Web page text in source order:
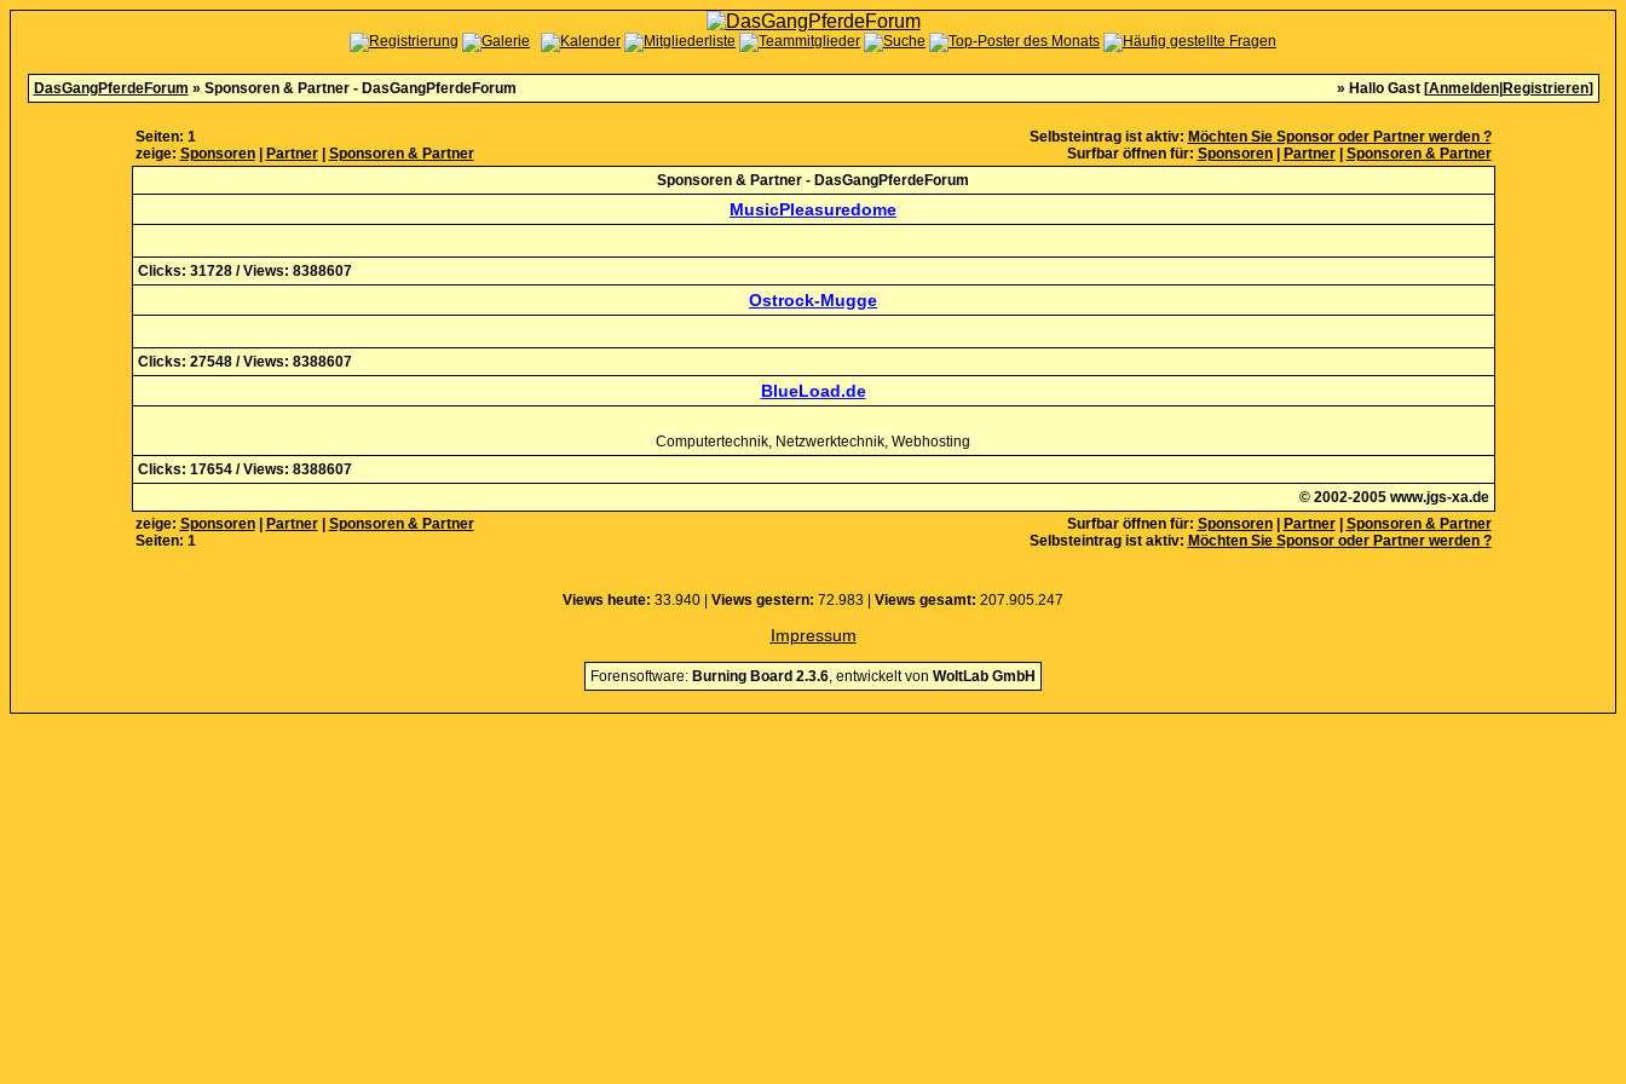
DasGangPferdeForum » Sponsoren & Partner - DasGangPferdeForum » Hallo Gast [Anmelden| Registrieren]
Seiten: 1
zeige: Sponsoren| Partner| Sponsoren & Partner
Selbsteintrag ist aktiv: Möchten Sie Sponsor oder Partner werden ?
Surfbar öffnen für: Sponsoren| Partner| Sponsoren & Partner
Sponsoren & Partner - DasGangPferdeForum
MusicPleasuredome
Clicks: 31728 / Views: 8388607
Ostrock-Mugge
Clicks: 27548 / Views: 8388607
BlueLoad.de
Computertechnik, Netzwerktechnik, Webhosting
Clicks: 17654 / Views: 8388607
© 2002-2005 www.jgs-xa.de
zeige: Sponsoren| Partner| Sponsoren & Partner
Seiten: 1
Surfbar öffnen für: Sponsoren| Partner| Sponsoren & Partner
Selbsteintrag ist aktiv: Möchten Sie Sponsor oder Partner werden ?
Views heute: 33.940 | Views gestern: 72.983 | Views gesamt: 207.905.247
Impressum
Forensoftware: Burning Board 2.3.6, entwickelt von WoltLab GmbH